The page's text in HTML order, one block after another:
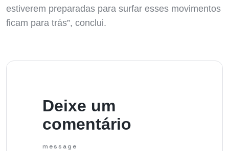
estiverem preparadas para surfar esses movimentos
ficam para trás”, conclui.
Deixe um
comentário
message